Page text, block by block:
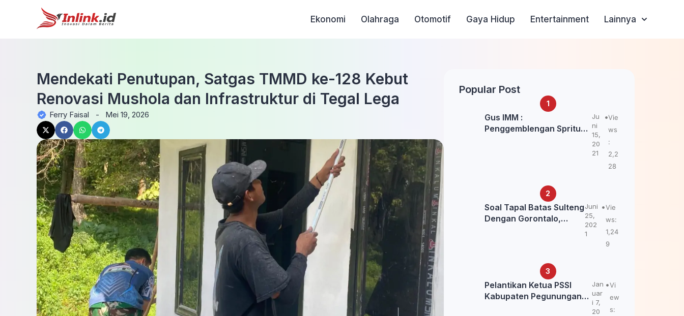
Ekonomi Olahraga Otomotif Gaya Hidup Entertainment Lainnya
Mendekati Penutupan, Satgas TMMD ke-128 Kebut
Renovasi Mushola dan Infrastruktur di Tegal Lega
Ferry Faisal - Mei 19, 2026
Popular Post
Gus IMM :
Penggemblengan Spritual
Ju
ni
15,
20
21
Vie
ws
:
2,2
28
Soal Tapal Batas Sulteng
Dengan Gorontalo,
Juni
25,
202
1
Vie
ws:
1,24
9
Pelantikan Ketua PSSI
Kabupaten Pegunungan
Jan
uar
i 7,
20
Vi
ew
s: